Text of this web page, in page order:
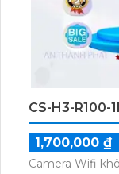
CS-H3-R100-
1,700,000 ₫
Camera Wifi